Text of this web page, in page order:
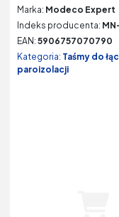
Marka: Modeco Expert
Indeks producenta:
EAN: 5906757070790
Kategoria: Taśmy do
paroizolacji